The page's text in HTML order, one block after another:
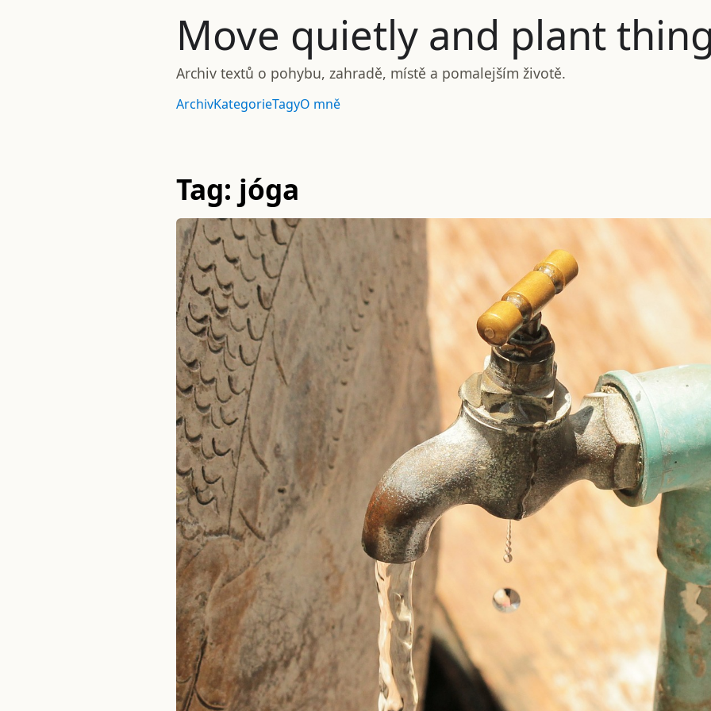
Move quietly and plant
Archiv textů o pohybu, zahradě, místě a pomalejším životě.
ArchivKategorieTagyO mně
Tag: jóga